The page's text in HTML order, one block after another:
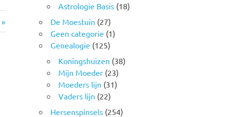
Astrologie Basis (18)
De Moestuin (27)
Geen categorie (1)
Genealogie (125)
Koningshuizen (38)
Mijn Moeder (23)
Moeders lijn (31)
Vaders lijn (22)
Hersenspinsels (254)